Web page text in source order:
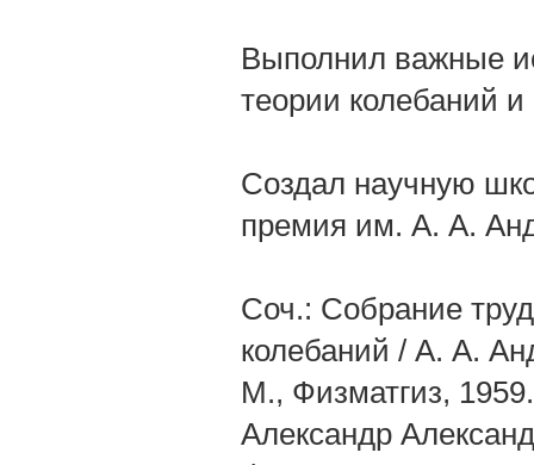
Выполнил важные
теории колебаний
Создал научную
премия им. А. А.
Соч.: Собрание
колебаний / А. А.
М., Физматгиз,
Александр